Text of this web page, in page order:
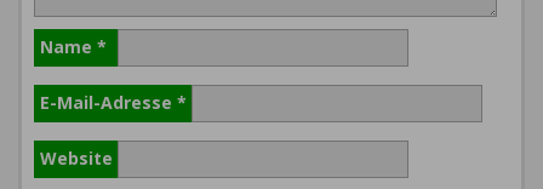
Name *
E-Mail-Adresse *
Website